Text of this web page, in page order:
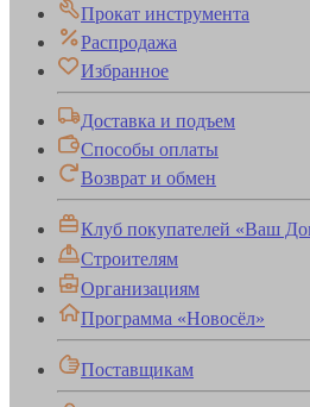
Прокат инструмента
Распродажа
Избранное
Доставка и подъем
Способы оплаты
Возврат и обмен
Клуб покупателей «Ваш
Строителям
Организациям
Программа «Новосёл»
Поставщикам